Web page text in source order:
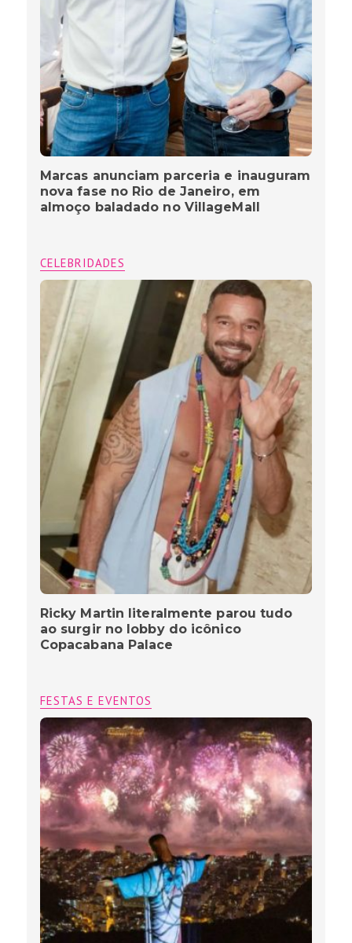
Marcas anunciam parceria e inauguram
nova fase no Rio de Janeiro, em
almoço baladado no VillageMall
CELEBRIDADES
Ricky Martin literalmente parou tudo
ao surgir no lobby do icônico
Copacabana Palace
FESTAS E EVENTOS